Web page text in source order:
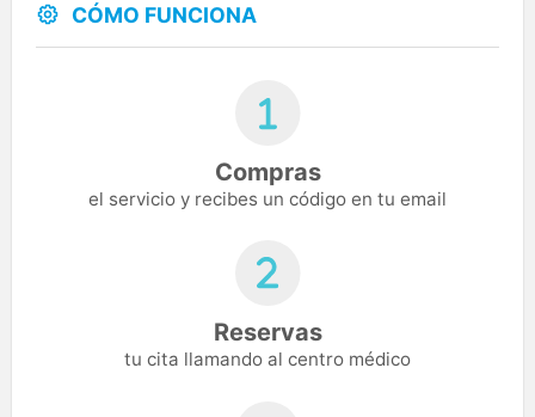
CÓMO FUNCIONA
Compras
el servicio y recibes un código en tu email
Reservas
tu cita llamando al centro médico